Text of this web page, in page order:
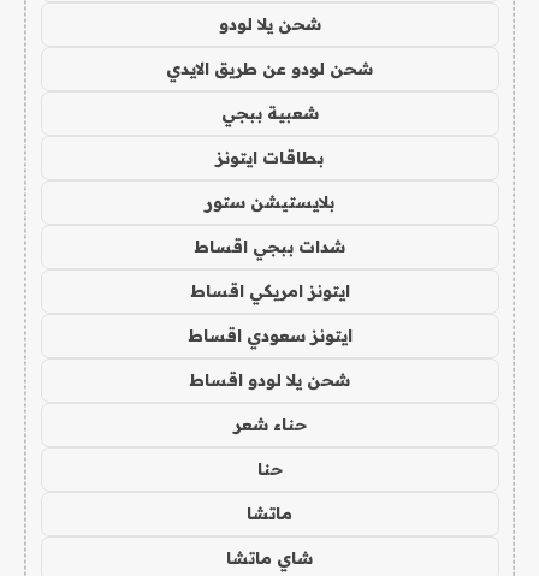
شحن يلا لودو
شحن لودو عن طريق الايدي
شعبية ببجي
بطاقات ايتونز
بلايستيشن ستور
شدات ببجي اقساط
ايتونز امريكي اقساط
ايتونز سعودي اقساط
شحن يلا لودو اقساط
حناء شعر
حنا
ماتشا
شاي ماتشا